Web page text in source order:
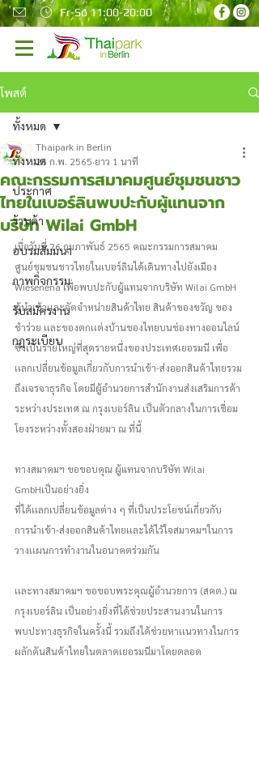
Fr-So 11:00-20:00
โพสต์
ทั้งหมด
ประกาศ
ร้านค้า
อบรมสัมมนา
ภาพกิจกรรม
รับสมัครงาน
กฎระเบียบ
ทั้งหมด
คณะกรรมการสมาคมศูนย์ชุมชนชาว
ไทยในเบอร์ลินพบปะกับผู้แทนจาก
บริษัท Wilai GmbH
Thaipark in Berlin
26 ก.พ. 2565 ยาว 1 นาที
เมื่อวันที่ 26 กุมภาพันธ์ 2565 คณะกรรมการสมาคม
ศูนย์ชุมชนชาวไทยในเบอร์ลินได้เดินทางไปยังเมือง
Wiesenena เพื่อพบปะกับผู้แทนจากบริษัท Wilai GmbH
ผู้นำเข้าเเละจัดจำหน่ายสินค้าไทย สินค้าของขวัญ ของ
ชำร่วย เเละของตกเเต่งบ้านของไทยบนช่องทางออนไลน์
ซึ่งเป็นรายใหญ่ที่สุดรายหนึ่งของประเทศเยอรมนี เพื่อ
เเลกเปลี่ยนข้อมูลเกี่ยวกับการนำเข้า-ส่งออกสินค้าไทยรวม
ถึงเจรจาธุรกิจ โดยมีผู้อำนวยการสำนักงานส่งเสริมการค้า
ระหว่างประเทศ ณ กรุงเบอร์ลิน เป็นตัวกลางในการเชื่อม
โยงระหว่างทั้งสองฝ่ายมา ณ ที่นี้
ทางสมาคมฯ ขอขอบคุณ ผู้แทนจากบริษัท Wilai
GmbHเป็นอย่างยิ่ง
ที่ได้เเลกเปลี่ยนข้อมูลต่าง ๆ ที่เป็นประโยชน์เกี่ยวกับ
การนำเข้า-ส่งออกสินค้าไทยเเละได้ไว้ใจสมาคมฯในการ
วางเเผนการทำงานในอนาคตร่วมกัน
เเละทางสมาคมฯ ขอขอบพระคุณผู้อำนวยการ (สคต.) ณ
กรุงเบอร์ลิน เป็นอย่างยิ่งที่ได้ช่วยประสานงานในการ
พบปะทางธุรกิจในครั้งนี้ รวมถึงได้ช่วยหาเเนวทางในการ
ผลักดันสินค้าไทยในตลาดเยอรมนีมาโดยตลอด